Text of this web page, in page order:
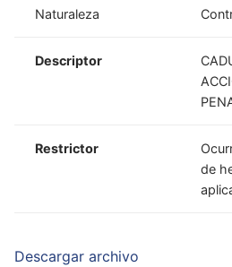
Naturaleza
Descriptor
Restrictor
de
Descargar archivo